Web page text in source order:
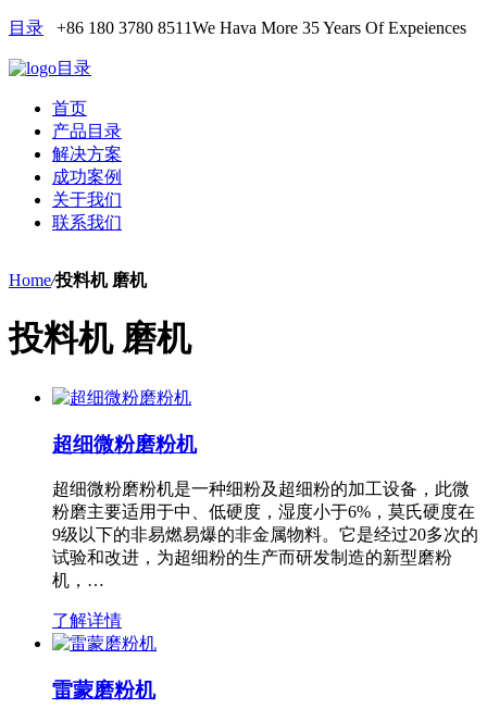
目录 +86 180 3780 8511We Hava More 35 Years Of Expeiences
目录
首页
产品目录
解决方案
成功案例
关于我们
联系我们
Home/投料机 磨机
投料机 磨机
超细微粉磨粉机
超细微粉磨粉机是一种细粉及超细粉的加工设备，此微
粉磨主要适用于中、低硬度，湿度小于6%，莫氏硬度在
9级以下的非易燃易爆的非金属物料。它是经过20多次的
试验和改进，为超细粉的生产而研发制造的新型磨粉
机，…
了解详情
雷蒙磨粉机